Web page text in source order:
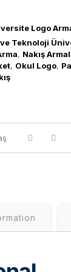
Logo
Teknoloji
, Nakış
, Okul Logo,